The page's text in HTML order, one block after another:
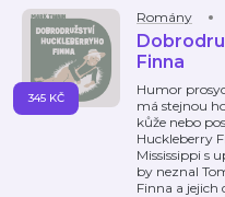
Romány
Finna
Humor
má stejnou
kůže nebo
Huckleberry
Mississippi s
by neznal
Finna a jejich
345 KČ